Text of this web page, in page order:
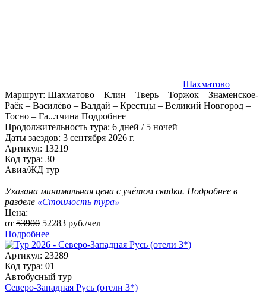
Шахматово
Маршрут: Шахматово – Клин – Тверь – Торжок – Знаменское-
Раёк – Василёво – Валдай – Крестцы – Великий Новгород –
Тосно – Га...тчина Подробнее
Продолжительность тура: 6 дней / 5 ночей
Даты заездов: 3 сентября 2026 г.
Артикул: 13219
Код тура: 30
Авиа/ЖД тур
Указана минимальная цена с учётом скидки. Подробнее в
разделе «Стоимость тура»
Цена:
от 53900 52283 руб./чел
Подробнее
Артикул: 23289
Код тура: 01
Автобусный тур
Северо-Западная Русь (отели 3*)